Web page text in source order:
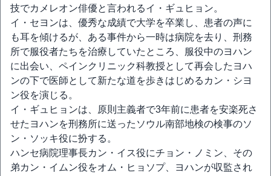
技でカメレオン俳優と言われるイ・ギュヒョン。
イ・セヨンは、優秀な成績で大学を卒業し、患者の声に
も耳を傾けるが、ある事件から一時は病院を去り、刑務
所で服役者たちを治療していたところ、服役中のヨハン
に出会い、ペインクリニック科教授として再会したヨハ
ンの下で医師として新たな道を歩きはじめるカン・シヨ
ン役を演じる。
イ・ギュヒョンは、原則主義者で3年前に患者を安楽死さ
せたヨハンを刑務所に送ったソウル南部地検の検事のソ
ン・ソッキ役に扮する。
ハンセ病院理事長カン・イス役にチョン・ノミン、その
弟カン・イムン役をオム・ヒョソプ、ヨハンが収監され